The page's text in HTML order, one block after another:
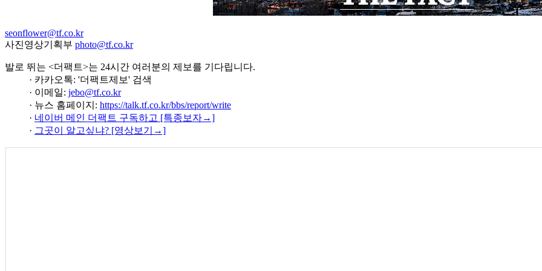
seonflower@tf.co.kr
사진영상기획부 photo@tf.co.kr
발로 뛰는 <더팩트>는 24시간 여러분의 제보를 기다립니다.
· 카카오톡: '더팩트제보' 검색
· 이메일: jebo@tf.co.kr
· 뉴스 홈페이지: https://talk.tf.co.kr/bbs/report/write
· 네이버 메인 더팩트 구독하고 [특종보자→]
· 그곳이 알고싶냐? [영상보기→]